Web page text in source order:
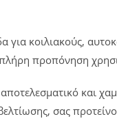
για κοιλιακούς,
προπόνηση
και
σας